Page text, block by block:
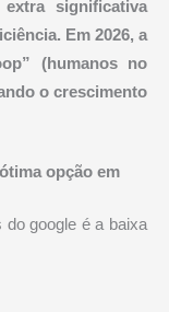
significativa
Em 2026, a
(humanos no
o crescimento
opção em
do google é a baixa